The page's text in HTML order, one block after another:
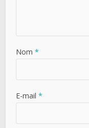
Nom*
E-mail*